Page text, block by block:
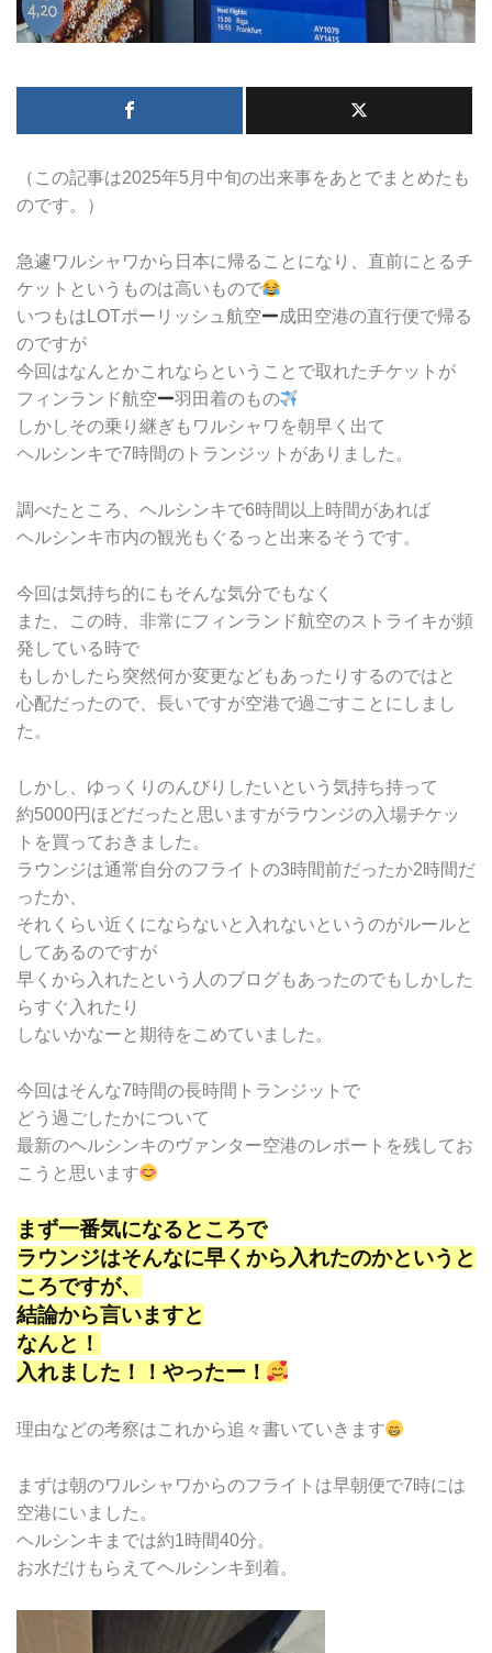
（この記事は2025年5月中旬の出来事をあとでまとめたも
のです。）
急遽ワルシャワから日本に帰ることになり、直前にとるチ
ケットというものは高いもので
いつもはLOTポーリッシュ航空
成田空港の直行便で帰る
のですが
今回はなんとかこれならということで取れたチケットが
フィンランド航空
羽田着のもの
しかしその乗り継ぎもワルシャワを朝早く出て
ヘルシンキで7時間のトランジットがありました。
調べたところ、ヘルシンキで6時間以上時間があれば
ヘルシンキ市内の観光もぐるっと出来るそうです。
今回は気持ち的にもそんな気分でもなく
また、この時、非常にフィンランド航空のストライキが頻
発している時で
もしかしたら突然何か変更などもあったりするのではと
心配だったので、長いですが空港で過ごすことにしまし
た。
しかし、ゆっくりのんびりしたいという気持ち持って
約5000円ほどだったと思いますがラウンジの入場チケッ
トを買っておきました。
ラウンジは通常自分のフライトの3時間前だったか2時間だ
ったか、
それくらい近くにならないと入れないというのがルールと
してあるのですが
早くから入れたという人のブログもあったのでもしかした
らすぐ入れたり
しないかなーと期待をこめていました。
今回はそんな7時間の長時間トランジットで
どう過ごしたかについて
最新のヘルシンキのヴァンター空港のレポートを残してお
こうと思います
まず一番気になるところで
ラウンジはそんなに早くから入れたのかというと
ころですが、
結論から言いますと
なんと！
入れました！！やったー！
理由などの考察はこれから追々書いていきます
まずは朝のワルシャワからのフライトは早朝便で7時には
空港にいました。
ヘルシンキまでは約1時間40分。
お水だけもらえてヘルシンキ到着。